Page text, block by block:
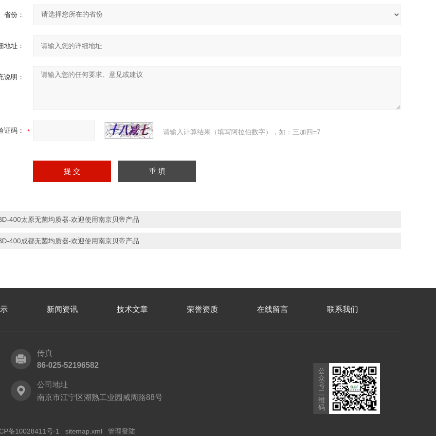
省份：
地址：
说明：
证码： 请输入计算结果（填写阿拉伯数字），如：三加四=7
400太原无菌均质器-欢迎使用南京贝帝产品
400成都无菌均质器-欢迎使用南京贝帝产品
新闻资讯 技术文章 荣誉资质 在线留言 联系我们
传真
86-025-52196582
公司地址
南京市江宁区湖熟工业园咸周路88号
备10028411号-1 sitemap.xml 管理登陆
公
众
号
二
维
码